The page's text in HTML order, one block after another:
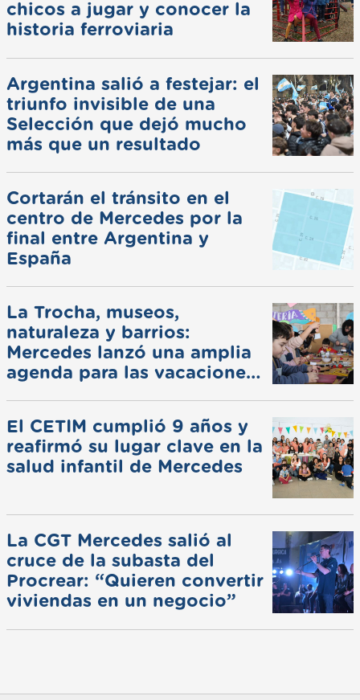
chicos a jugar y conocer la
historia ferroviaria
Argentina salió a festejar: el
triunfo invisible de una
Selección que dejó mucho
más que un resultado
Cortarán el tránsito en el
centro de Mercedes por la
final entre Argentina y
España
La Trocha, museos,
naturaleza y barrios:
Mercedes lanzó una amplia
agenda para las vacaciones
El CETIM cumplió 9 años y
reafirmó su lugar clave en la
salud infantil de Mercedes
La CGT Mercedes salió al
cruce de la subasta del
Procrear: “Quieren convertir
viviendas en un negocio”